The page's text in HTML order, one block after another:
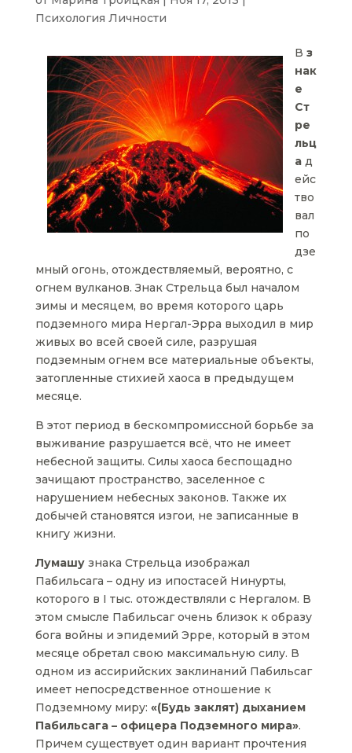
Психология Личности
В з
нак
е
Ст
ре
льц
ад
ейс
тво
вал
по
дзе
мный огонь, отождествляемый, вероятно, с
огнем вулканов. Знак Стрельца был началом
зимы и месяцем, во время которого царь
подземного мира Нергал-Эрра выходил в мир
живых во всей своей силе, разрушая
подземным огнем все материальные объекты,
затопленные стихией хаоса в предыдущем
месяце.
В этот период в бескомпромиссной борьбе за
выживание разрушается всё, что не имеет
небесной защиты. Силы хаоса беспощадно
зачищают пространство, заселенное с
нарушением небесных законов. Также их
добычей становятся изгои, не записанные в
книгу жизни.
Лумашузнака Стрельца изображал
Пабильсага – одну из ипостасей Нинурты,
которого в I тыс. отождествляли с Нергалом. В
этом смысле Пабильсаг очень близок к образу
бога войны и эпидемий Эрре, который в этом
месяце обретал свою максимальную силу. В
одном из ассирийских заклинаний Пабильсаг
имеет непосредственное отношение к
Подземному миру: «(Будь заклят) дыханием
Пабильсага – офицера Подземного мира».
Причем существует один вариант прочтения